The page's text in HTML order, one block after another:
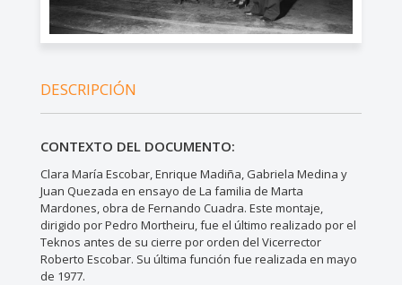
DESCRIPCIÓN
CONTEXTO DEL DOCUMENTO:
Clara María Escobar, Enrique Madiña, Gabriela Medina y
Juan Quezada en ensayo de La familia de Marta
Mardones, obra de Fernando Cuadra. Este montaje,
dirigido por Pedro Mortheiru, fue el último realizado por el
Teknos antes de su cierre por orden del Vicerrector
Roberto Escobar. Su última función fue realizada en mayo
de 1977.